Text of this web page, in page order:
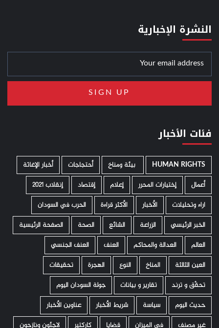
النشرة الإخبارية
فئات الأخبار
HUMAN RIGHTS ­ بيئة ومناخ أحتجاجات
أخبار الإغاثة
أعمال
إختيارات المحرر إعلام إقتصاد
إنقلاب 2021
اراء وتحليلات
الأخبار الأكثر قراءة
الحرب في السودان
الخبر الرئيسي
الزراعة الشائع الصحة
الصفحة الرئيسية
العالم
العدالة والمحاكم العنف
العنف الجنسي
العين الثالثة
المناخ النوع الهجرة
تحقيقات
تحقّق و ترند
تقارير و بيانات
جولة السودان اليوم
حديث اليوم
سياسة شريط الأخبار
عناوين الأخبار
غير مصنف
في الميزان قضايا كاركتير لاجئون ونازحون